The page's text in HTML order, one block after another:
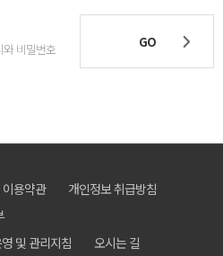
와 비밀번호
GO
이용약관
개인정보 취급방침
및 관리지침
오시는 길